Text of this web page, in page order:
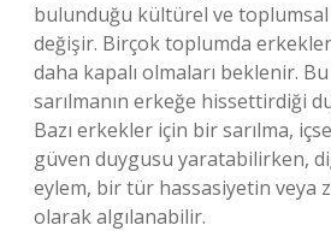
bulunduğu kültürel ve
değişir. Birçok toplumda
daha kapalı olmaları beklenir.
sarılmanın erkeğe hissettirdiği
Bazı erkekler için bir sarılma,
güven duygusu yaratabilirken,
eylem, bir tür hassasiyetin veya
olarak algılanabilir.